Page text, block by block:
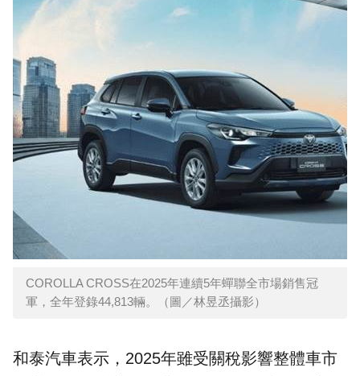
COROLLA CROSS在2025年連續5年蟬聯全市場銷售冠
軍，全年登錄44,813輛。（圖／林昱丞攝影）
和泰汽車表示，2025年雖受關稅影響整體車市